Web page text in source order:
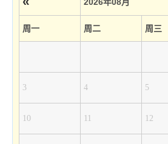
周一 周二 周三
3 4 5
10 11 12